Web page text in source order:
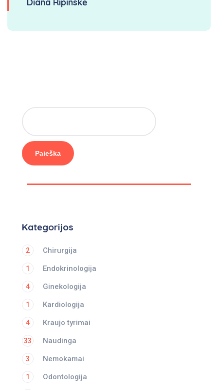
Paieška
Kategorijos
Chirurgija
2
Endokrinologija
1
Ginekologija
4
Kardiologija
1
Kraujo tyrimai
4
Naudinga
33
Nemokamai
3
Odontologija
1